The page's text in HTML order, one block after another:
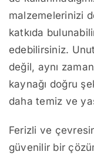
malzemelerinizi
katkıda
edebilirsiniz.
değil, aynı
kaynağı doğru
daha temiz ve
Ferizli ve
güvenilir bir